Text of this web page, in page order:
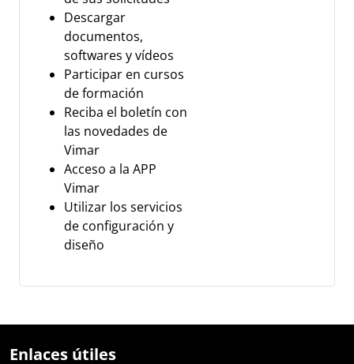
Descargar
documentos,
softwares y vídeos
Participar en cursos
de formación
Reciba el boletín con
las novedades de
Vimar
Acceso a la APP
Vimar
Utilizar los servicios
de configuración y
diseño
Enlaces útiles